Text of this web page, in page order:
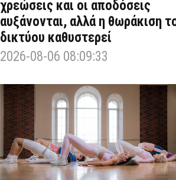
χρεώσεις και οι αποδόσεις
αυξάνονται, αλλά η θωράκιση
δικτύου καθυστερεί
2026-08-06 08:09:33